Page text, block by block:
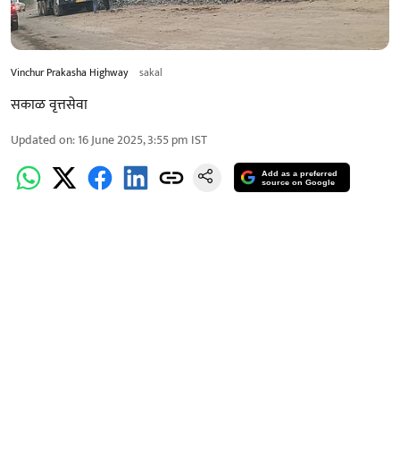
Vinchur Prakasha Highway sakal
सकाळ वृत्तसेवा
Updated on:16 June 2025, 3:55 pm IST
Add as a preferred
source on Google